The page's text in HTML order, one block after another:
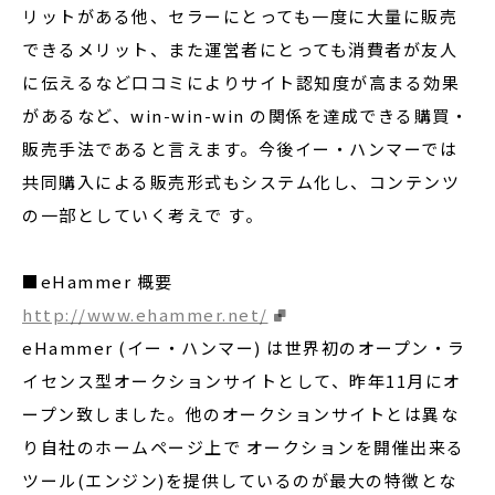
リットがある他、セラーにとっても一度に大量に販売
できるメリット、また運営者にとっても消費者が友人
に伝えるなど口コミによりサイト認知度が高まる効果
があるなど、win-win-win の関係を達成できる購買・
販売手法であると言えます。今後イー・ハンマーでは
共同購入による販売形式もシステム化し、コンテンツ
の一部としていく考えで す。
■eHammer 概要
http://www.ehammer.net/
eHammer (イー・ハンマー) は世界初のオープン・ラ
イセンス型オークションサイトとして、昨年11月にオ
ープン致しました。他のオークションサイトとは異な
り自社のホームページ上で オークションを開催出来る
ツール(エンジン)を提供しているのが最大の特徴とな